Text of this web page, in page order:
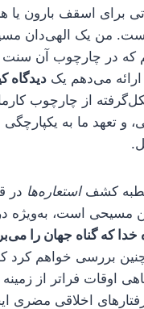
برای اسقف بارون
من یک الهی‌دان
که در چارچوب آن
ارائه می‌دهم یک دیدگاه
از چارچوب
و تعهد ما به
کشفاستعاره‌ها در
مسیحی است، به‌ویژه
خدا که گناه جهان را
بررسی خواهم کرد
اوقات فراتر از
اخلاقی مضری